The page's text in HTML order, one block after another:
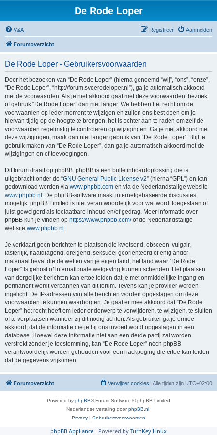
De Rode Loper
V&A Aanmelden
Registreer
Forumoverzicht
De Rode Loper - Gebruikersvoorwaarden
Door het bezoeken van “De Rode Loper” (hierna genoemd “wij”, “ons”, “onze”,
“De Rode Loper”, “http://forum.svderodeloper.nl”), ga je automatisch akkoord
met de voorwaarden. Als je niet akkoord gaat met deze voorwaarden, bezoek
of gebruik “De Rode Loper” dan niet langer. We hebben het recht om de
voorwaarden op ieder moment te wijzigen en zullen ons best doen om je
hiervan tijdig op de hoogte te brengen, het is echter aan te raden om zelf de
voorwaarden regelmatig te controleren op wijzigingen. Ga je niet akkoord met
deze wijzigingen, maak dan niet langer gebruik van “De Rode Loper”. Blijf je
gebruik maken van “De Rode Loper”, dan ga je automatisch akkoord met de
wijzigingen en of toevoegingen.
Dit forum draait op phpBB. phpBB is een bulletinboardoplossing die is
uitgebracht onder de “GNU General Public License v2” (hierna “GPL”) en kan
gedownload worden via www.phpbb.com en via de Nederlandstalige website
www.phpbb.nl . De phpBB-software maakt internetgebaseerde discussies
mogelijk. phpBB Limited is niet verantwoordelijk voor wat wordt toegestaan of
juist geweigerd als toelaatbare inhoud en/of gedrag. Meer informatie over
phpBB kun je vinden op https://www.phpbb.com/of de Nederlandstalige
website www.phpbb.nl .
Je verklaart geen berichten te plaatsen die kwetsend, obsceen, vulgair,
lasterlijk, haatdragend, dreigend, seksueel georiënteerd of enig ander
materiaal bevat die de wetten van je eigen land, het land waar “De Rode
Loper” is gehost of internationale wetgeving kunnen schenden. Het plaatsen
van dergelijke berichten kan ertoe leiden dat je met onmiddellijke ingang en
permanent wordt verbannen van dit forum. Tevens kan je provider worden
ingelicht. De IP-adressen van alle berichten worden opgeslagen om deze
voorwaarden te kunnen waarborgen. Je gaat er mee akkoord dat “De Rode
Loper” het recht heeft om ieder onderwerp te verwijderen, te wijzigen, te sluiten
of te verplaatsen wanneer zij dit nodig achten. Als gebruiker ga je ermee
akkoord, dat de informatie die je bij ons invoert wordt opgeslagen in een
database. Hoewel deze informatie niet aan een derde partij zal worden
verstrekt zónder je toestemming, kan “De Rode Loper” nóch phpBB
verantwoordelijk worden gehouden voor een hackpoging die ertoe kan leiden
dat de gegevens vrijkomen.
Forumoverzicht Alle tijden zijn UTC+02:00
Verwijder cookies
Powered by phpBB® Forum Software © phpBB Limited
Nederlandse vertaling doorphpBB.nl
Privacy | Gebruikersvoorwaarden
phpBB Appliance - Powered by TurnKey Linux